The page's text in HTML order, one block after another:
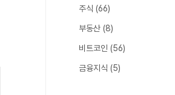
주식 (66)
부동산 (8)
비트코인 (56)
금융지식 (5)